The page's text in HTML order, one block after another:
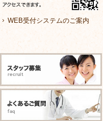
耳
鼻
喉
科・
ア
WEB受付システムのご案内